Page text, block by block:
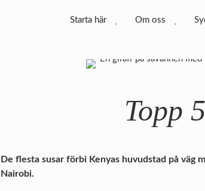
Starta här Om oss
Topp
De flesta susar förbi Kenyas huvudstad på väg
Nairobi.